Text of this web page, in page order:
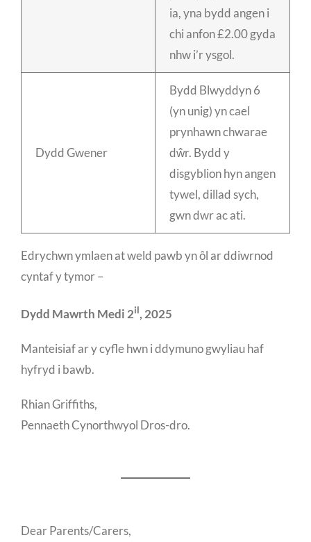
ia, yna bydd angen i
chi anfon £2.00 gyda
nhw i’r ysgol.
Dydd Gwener
Bydd Blwyddyn 6
(yn unig) yn cael
prynhawn chwarae
dŵr. Bydd y
disgyblion hyn angen
tywel, dillad sych,
gwn dwr ac ati.
Edrychwn ymlaen at weld pawb yn ôl ar ddiwrnod
cyntaf y tymor –
Dydd Mawrth Medi 2il, 2025
Manteisiaf ar y cyfle hwn i ddymuno gwyliau haf
hyfryd i bawb.
Rhian Griffiths,
Pennaeth Cynorthwyol Dros-dro.
Dear Parents/Carers,